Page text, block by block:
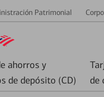
Patrimonial
ahorros y
de depósito (CD)
de